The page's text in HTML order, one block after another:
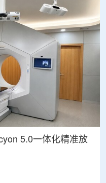
5.0一体化精准放